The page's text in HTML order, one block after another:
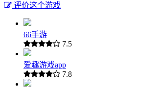
评价这个游戏
66手游
7.5
爱趣游戏app
7.8